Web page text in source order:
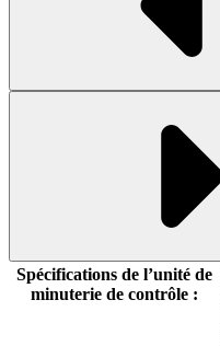
Spécifications de l’unité de
minuterie de contrôle :